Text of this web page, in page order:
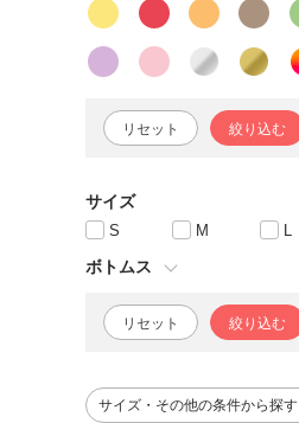
リセット 絞り込む
サイズ
S M L
ボトムス
リセット 絞り込む
サイズ・その他の条件から探す